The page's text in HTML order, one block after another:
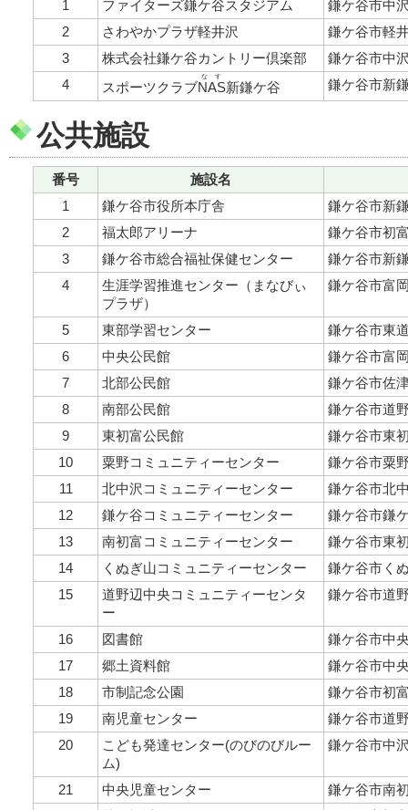
1 ファイターズ鎌ケ谷スタジアム
鎌ケ谷市中
2
さわやかプラザ軽井沢
鎌ケ谷市軽
3
株式会社鎌ケ谷カントリー倶楽部
鎌ケ谷市中
4
スポーツクラブNAS
なす
新鎌ケ谷 鎌ケ谷市新
公共施設
番号
施設名
1
鎌ケ谷市役所本庁舎
鎌ケ谷市新
2
福太郎アリーナ
鎌ケ谷市初
3
鎌ケ谷市総合福祉保健センター
鎌ケ谷市新
4
生涯学習推進センター（まなびぃ
プラザ）
鎌ケ谷市富
5 東部学習センター
鎌ケ谷市東
6
中央公民館
鎌ケ谷市富
7
北部公民館
鎌ケ谷市佐
8
南部公民館
鎌ケ谷市道
9
東初富公民館
鎌ケ谷市東
10
粟野コミュニティーセンター
鎌ケ谷市粟
11
北中沢コミュニティーセンター
鎌ケ谷市北
12
鎌ケ谷コミュニティーセンター
鎌ケ谷市鎌
13
南初富コミュニティーセンター
鎌ケ谷市東
14
くぬぎ山コミュニティーセンター
鎌ケ谷市く
15
道野辺中央コミュニティーセンタ
ー
鎌ケ谷市道
16 図書館
鎌ケ谷市中
17
郷土資料館
鎌ケ谷市中
18
市制記念公園
鎌ケ谷市初
19
南児童センター
鎌ケ谷市道
20
こども発達センター(のびのびルー
ム)
鎌ケ谷市中
21 中央児童センター
鎌ケ谷市南